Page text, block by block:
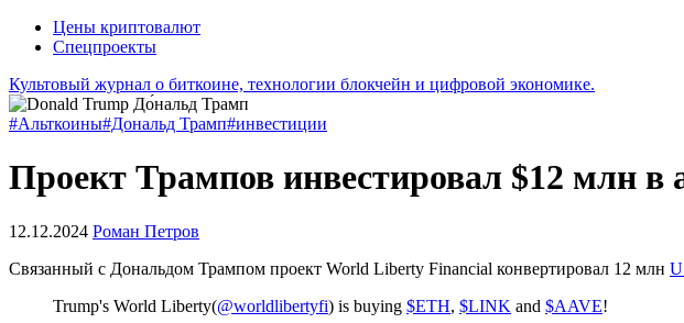
Цены криптовалют
Спецпроекты
Культовый журнал о биткоине, технологии блокчейн и цифровой экономике.
#Альткоины#Дональд Трамп#инвестиции
Проект Трампов инвестировал $12 млн в
12.12.2024 Роман Петров
Связанный с Дональдом Трампом проект World Liberty Financial конвертировал 12 млн
Trump's World Liberty(@worldlibertyfi) is buying $ETH, $LINK and $AAVE!